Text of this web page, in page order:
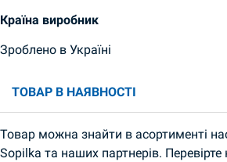
Країна виробник
Зроблено в Україні
ТОВАР В НАЯВНОСТІ
Товар можна знайти в асортименті
Sopilka та наших партнерів. Перевірте